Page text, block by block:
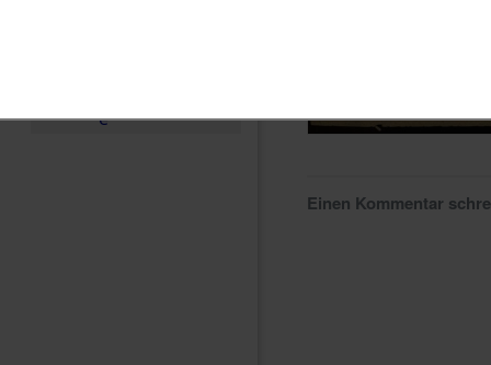
e
Einen Kommentar